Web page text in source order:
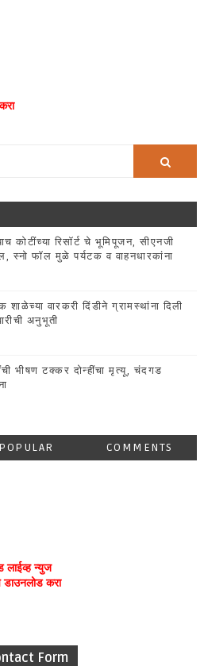
कोटींच्या रिसॉर्ट चे भूमिपूजन, सीएनजी
स्नो फॉल मुळे पर्यटक व वाहनधारकांना
शाळेच्या वारकरी दिंडीने ग्रामस्थांना दिली
अनुभूती
भीषण टक्कर दोन्हींचा मृत्यू, चंदगड
POPULAR COMMENTS
लाईव्ह न्युज
करा
Form